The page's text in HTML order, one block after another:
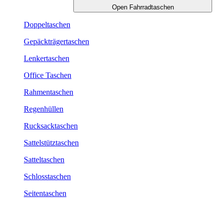
Open Fahrradtaschen
Doppeltaschen
Gepäckträgertaschen
Lenkertaschen
Office Taschen
Rahmentaschen
Regenhüllen
Rucksacktaschen
Sattelstütztaschen
Satteltaschen
Schlosstaschen
Seitentaschen